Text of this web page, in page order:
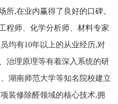
所,在业内赢得了良好的口碑。
程师、化学分析师、材料专家
均有10年以上的从业经历,对
治理原理等有着深入系统的研
湖南师范大学等知名院校建立
装修除醛领域的核心技术,拥